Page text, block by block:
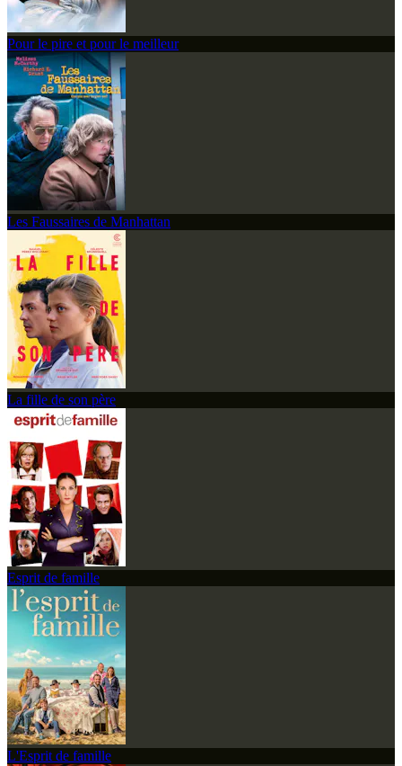
Pour le pire et pour le meilleur
Les Faussaires de Manhattan
La fille de son père
Esprit de famille
L'Esprit de famille